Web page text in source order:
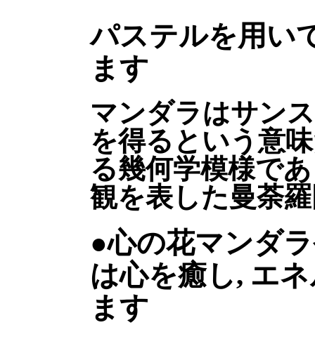
パステルを用い
ます
マンダラはサン
を得るという意
る幾何学模様で
観を表した曼荼
●心の花マンダ
は心を癒し, エ
ます